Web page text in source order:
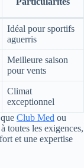
Idéal pour sportifs
aguerris
Meilleure saison
pour vents
Climat
exceptionnel
Club Med ou
toutes les exigences,
et une expertise